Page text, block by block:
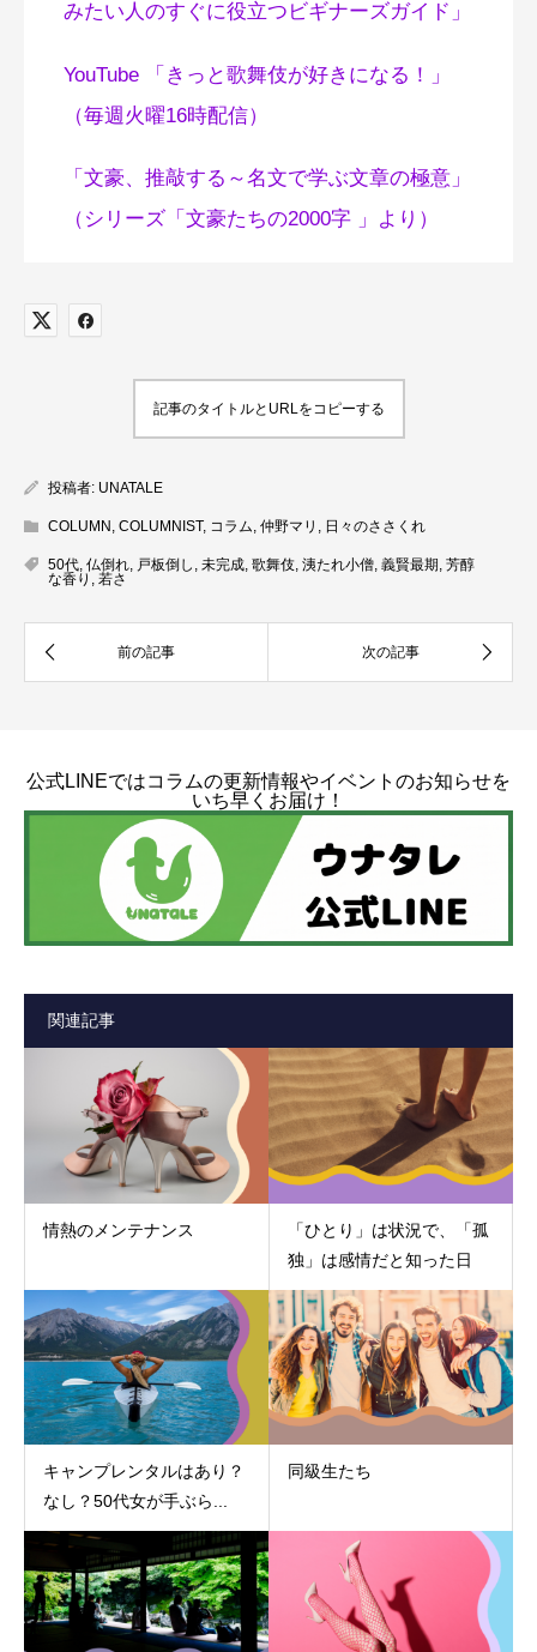
みたい人のすぐに役立つビギナーズガイド」
YouTube 「きっと歌舞伎が好きになる！」
（毎週火曜16時配信）
「文豪、推敲する～名文で学ぶ文章の極意」
（シリーズ「文豪たちの2000字 」より）
記事のタイトルとURLをコピーする
投稿者: UNATALE
COLUMN , COLUMNIST, コラム, 仲野マリ , 日々のささくれ
50代, 仏倒れ, 戸板倒し , 未完成, 歌舞伎, 洟たれ小僧, 義賢最期, 芳醇
な香り , 若さ
公式LINEではコラムの更新情報やイベントのお知らせを
いち早くお届け！
関連記事
情熱のメンテナンス
「ひとり」は状況で、「孤
独」は感情だと知った日
キャンプレンタルはあり？
なし？50代女が手ぶら...
同級生たち